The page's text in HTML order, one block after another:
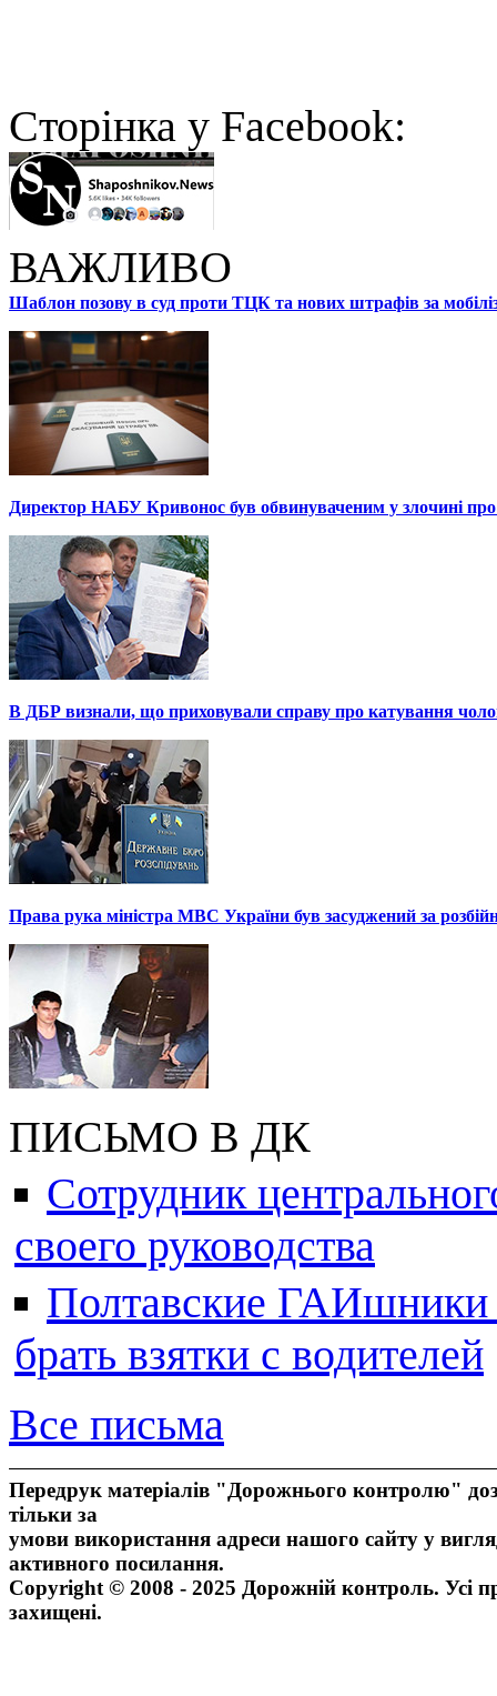
Cторінка у Facebook:
ВАЖЛИВО
Шаблон позову в суд проти ТЦК та нових штрафів за
Директор НАБУ Кривонос був обвинуваченим у злочині про
В ДБР визнали, що приховували справу про катування
Права рука міністра МВС України був засуджений за
ПИСЬМО В ДК
Сотрудник
своего руководства
Полтавские ГАИшники
брать взятки с водителей
Все письма
Передрук матеріалів "Дорожнього контролю"
тільки за
умови використання адреси нашого сайту у
активного посилання.
Copyright © 2008 - 2025 Дорожній контроль. Усі
захищені.